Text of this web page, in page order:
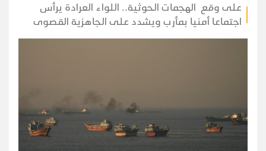
على وقع الهجمات الحوثية.. اللواء العرادة يرأس
اجتماعا أمنيا بمأرب ويشدد على الجاهزية القصوى